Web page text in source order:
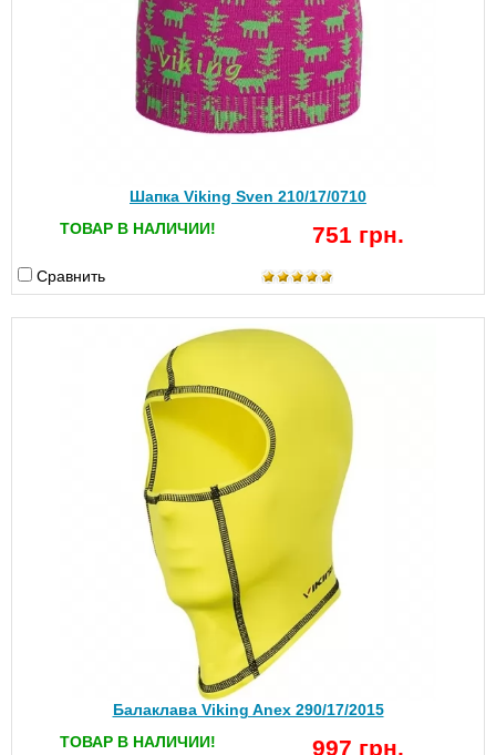
Шапка Viking Sven 210/17/0710
ТОВАР В НАЛИЧИИ!
751 грн.
Сравнить
Балаклава Viking Anex 290/17/2015
ТОВАР В НАЛИЧИИ!
997 грн.